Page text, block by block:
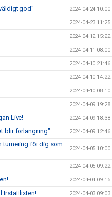
god" 2024-04-24 10:00
2024-04-23 11:25
2024-04-12 15:22
2024-04-11 08:00
2024-04-10 21:46
2024-04-10 14:22
2024-04-10 08:10
2024-04-09 19:28
Live! 2024-04-09 18:38
blir förlängning" 2024-04-09 12:46
turnering för dig som
2024-04-05 10:00
2024-04-05 09:22
2024-04-04 09:15
IrstaBlixten! 2024-04-03 09:03